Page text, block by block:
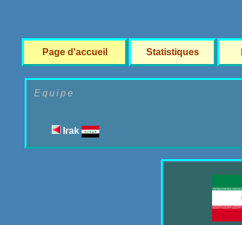
Page d'accueil Statistiques
Equipe
Irak